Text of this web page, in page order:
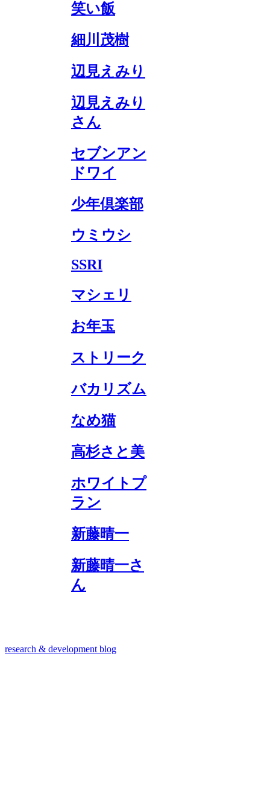
笑い飯
細川茂樹
辺見えみり
辺見えみり
さん
セブンアン
ドワイ
少年倶楽部
ウミウシ
SSRI
マシェリ
お年玉
ストリーク
バカリズム
なめ猫
高杉さと美
ホワイトプ
ラン
新藤晴一
新藤晴一さ
ん
research & development blog